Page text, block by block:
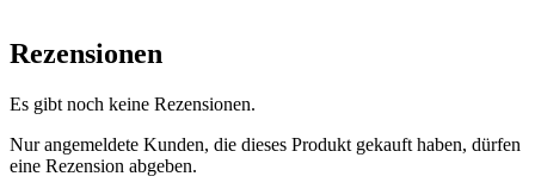
Rezensionen
Es gibt noch keine Rezensionen.
Nur angemeldete Kunden, die dieses Produkt gekauft haben, dürfen
eine Rezension abgeben.